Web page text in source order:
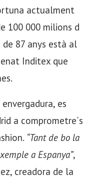
actualment
100 000 milions d
87 anys està al
Inditex que
es
a comprometre´s
“Tant de bo la
a Espanya”,
creadora de la